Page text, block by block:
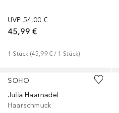
UVP 54,00 €
45,99 €
1 Stück (45,99 € / 1 Stück)
SOHO
Julia Haarnadel
Haarschmuck